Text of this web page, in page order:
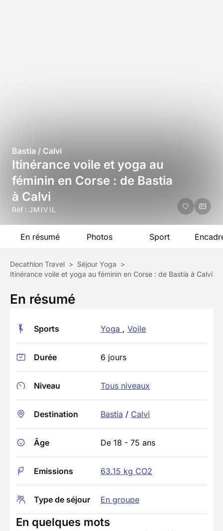
Bastia / Calvi
Itinérance voile et yoga au
féminin en Corse : de Bastia
à Calvi
Réf : JMIVIL
En résumé Photos Sport
Decathlon Travel > Séjour Yoga >
Itinérance voile et yoga au féminin en Corse : de Bastia à Calvi
En résumé
Sports Yoga , Voile
Durée 6 jours
Niveau Tous niveaux
Destination Bastia / Calvi
Âge De 18 - 75 ans
Emissions 63.15 kg CO2
Type de séjour En groupe
En quelques mots